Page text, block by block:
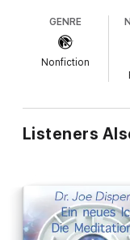
GENRE
Nonfiction
Listeners